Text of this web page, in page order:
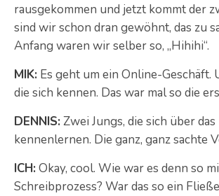
rausgekommen und jetzt kommt der
sind wir schon dran gewöhnt, das zu
Anfang waren wir selber so, „Hihihi“.
MIK: Es geht um ein Online-Geschäft.
die sich kennen. Das war mal so die
DENNIS: Zwei Jungs, die sich über
kennenlernen. Die ganz, ganz sachte
ICH: Okay, cool. Wie war es denn so
Schreibprozess? War das so ein